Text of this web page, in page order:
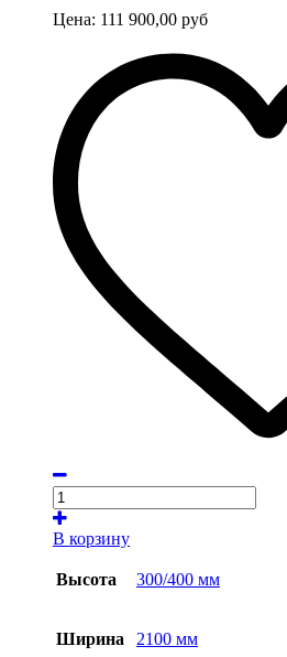
Цена: 111 900,00 руб
В корзину
Высота 300/400 мм
Ширина 2100 мм